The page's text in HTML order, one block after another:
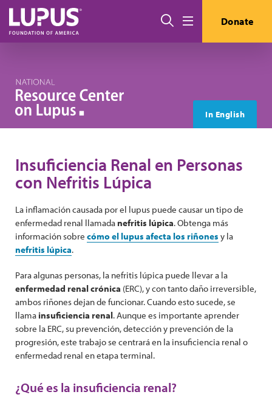
Pasar al contenido principal
Buscar Donate
In English
Insuficiencia Renal en Personas
con Nefritis Lúpica
La inflamación causada por el lupus puede causar un tipo de
enfermedad renal llamadanefritis lúpica. Obtenga más
información sobre cómo el lupus afecta los riñones y la
nefritis lúpica.
Para algunas personas, la nefritis lúpica puede llevar a la
enfermedad renal crónica (ERC), y con tanto daño irreversible,
ambos riñones dejan de funcionar. Cuando esto sucede, se
llama insuficiencia renal. Aunque es importante aprender
sobre la ERC, su prevención, detección y prevención de la
progresión, este trabajo se centrará en la insuficiencia renal o
enfermedad renal en etapa terminal.
¿Qué es la insuficiencia renal?